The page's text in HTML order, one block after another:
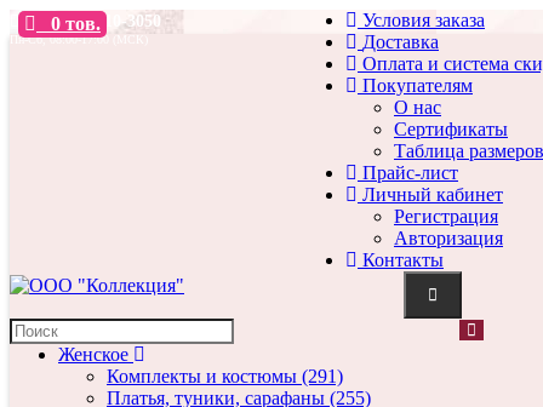
+7 (960) 510-3050
Пн-Сб, 08:00-17:00 (МСК)
Условия заказа
Доставка
Оплата и система
Покупателям
О нас
Сертификаты
Таблица размеров
Прайс-лист
Личный кабинет
Регистрация
Авторизация
Контакты
0 тов.
Женское
Комплекты и костюмы (291)
Платья, туники, сарафаны (255)
Маска трикотажная ТР-0057
Производитель:Н-Коллекция (NC)
Модель: ТР-0057